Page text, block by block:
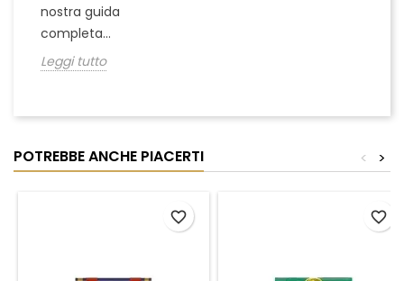
nostra guida
completa...
Leggi tutto
POTREBBE ANCHE PIACERTI >
<
favorite_border favorite_border